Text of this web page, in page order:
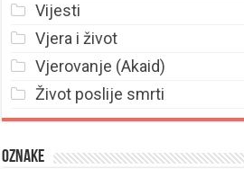
Vijesti
Vjera i život
Vjerovanje (Akaid)
Život poslije smrti
Oznake